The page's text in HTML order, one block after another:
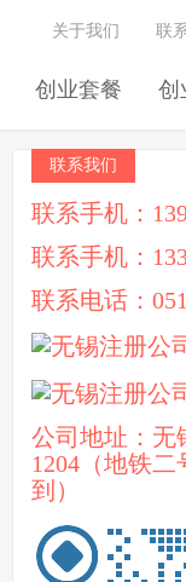
创业套餐 创
关于我们 联
联系我们
联系手机：
联系手机：
联系电话：
公司地址：无
1204（地铁
到）